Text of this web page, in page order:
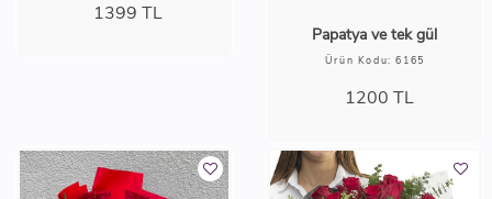
1399 TL
Papatya ve tek gül
Ürün Kodu: 6165
1200 TL